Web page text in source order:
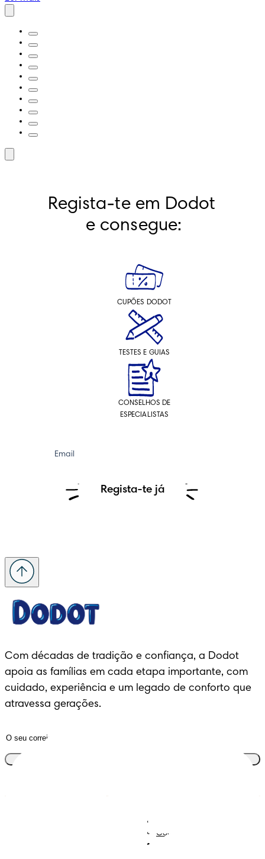
Regista-te em Dodot
e consegue:
CUPÕES DODOT
TESTES E GUIAS
CONSELHOS DE
ESPECIALISTAS
Email
Regista-te já
Com décadas de tradição e confiança, a Dodot
apoia as famílias em cada etapa importante, com
cuidado, experiência e um legado de conforto que
atravessa gerações.
Contacta-nos